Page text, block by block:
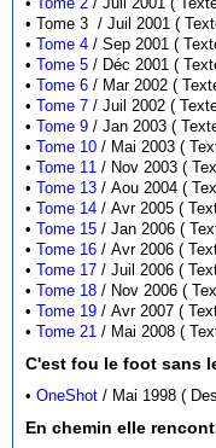
• Tome
•Tome 4
/ Sep
•Tome 5
/ Déc
•Tome 6
/ Mar
•Tome 7
/ Juil
•Tome 9
/ Jan
•Tome 10
/ Mai
•Tome 11
/
•Tome 13
/
•Tome 14
/ Avr
•Tome 15
/ Jan
•Tome 16
/ Avr
•Tome 17
/ Juil
•Tome 18
/
•Tome 19
/ Avr
•Tome 21 / Mai
C'est fou le foot sans
•OneShot /
En chemin elle